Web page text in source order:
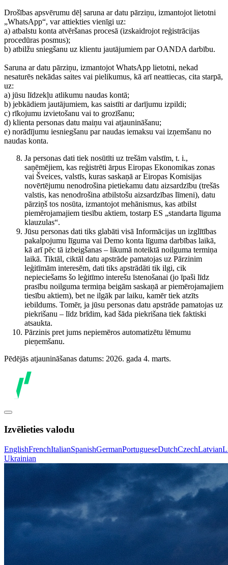
Drošības apsvērumu dēļ saruna ar datu pārziņu, izmantojot lietotni
„WhatsApp“, var attiekties vienīgi uz:
a) atbalstu konta atvēršanas procesā (izskaidrojot reģistrācijas
procedūras posmus);
b) atbilžu sniegšanu uz klientu jautājumiem par OANDA darbību.
Saruna ar datu pārziņu, izmantojot WhatsApp lietotni, nekad
nesaturēs nekādas saites vai pielikumus, kā arī neattiecas, cita starpā,
uz:
a) jūsu līdzekļu atlikumu naudas kontā;
b) jebkādiem jautājumiem, kas saistīti ar darījumu izpildi;
c) rīkojumu izvietošanu vai to grozīšanu;
d) klienta personas datu maiņu vai atjaunināšanu;
e) norādījumu iesniegšanu par naudas iemaksu vai izņemšanu no
naudas konta.
Ja personas dati tiek nosūtīti uz trešām valstīm, t. i.,
saņēmējiem, kas reģistrēti ārpus Eiropas Ekonomikas zonas
vai Šveices, valstīs, kuras saskaņā ar Eiropas Komisijas
novērtējumu nenodrošina pietiekamu datu aizsardzību (trešās
valstis, kas nenodrošina atbilstošu aizsardzības līmeni), datu
pārziņš tos nosūta, izmantojot mehānismus, kas atbilst
piemērojamajiem tiesību aktiem, tostarp ES „standarta līguma
klauzulas“.
Jūsu personas dati tiks glabāti visā Informācijas un izglītības
pakalpojumu līguma vai Demo konta līguma darbības laikā,
kā arī pēc tā izbeigšanas – likumā noteiktā noilguma termiņa
laikā. Tiktāl, ciktāl datu apstrāde pamatojas uz Pārzinim
leģitīmām interesēm, dati tiks apstrādāti tik ilgi, cik
nepieciešams šo leģitīmo interešu īstenošanai (jo īpaši līdz
prasību noilguma termiņa beigām saskaņā ar piemērojamajiem
tiesību aktiem), bet ne ilgāk par laiku, kamēr tiek atzīts
iebildums. Tomēr, ja jūsu personas datu apstrāde pamatojas uz
piekrišanu – līdz brīdim, kad šāda piekrišana tiek faktiski
atsaukta.
Pārzinis pret jums nepiemēros automatizētu lēmumu
pieņemšanu.
Pēdējās atjaunināšanas datums: 2026. gada 4. marts.
Izvēlieties valodu
EnglishFrenchItalianSpanishGermanPortugueseDutchCzechLatvian
Ukrainian